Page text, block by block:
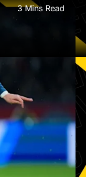
3 Mins Read